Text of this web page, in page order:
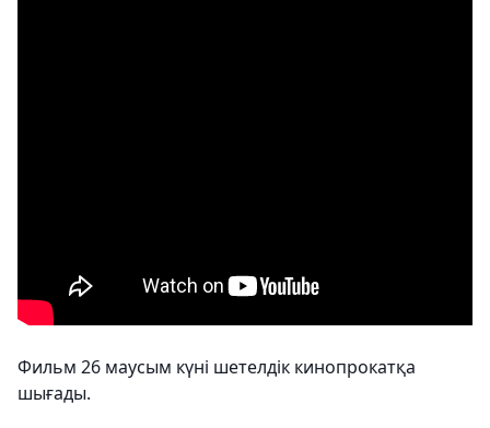
Фильм 26 маусым күні шетелдік кинопрокатқа
шығады.